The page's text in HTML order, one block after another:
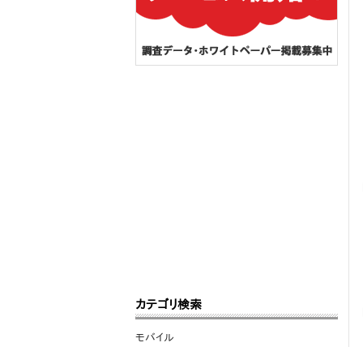
カテゴリ検索
モバイル